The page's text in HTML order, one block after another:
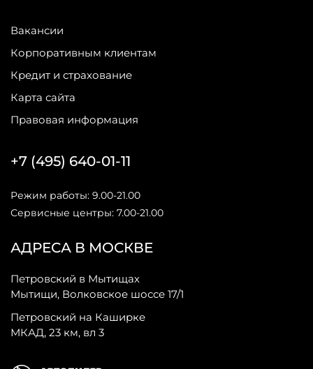
Вакансии
Корпоративным клиентам
Кредит и страхование
Карта сайта
Правовая информация
АДРЕСА В МОСКВЕ
Петровский в Мытищах
Мытищи, Волковское шоссе 17/1
Петровский на Каширке
МКАД, 23 км, вл 3
+7 (495) 640-01-11
Режим работы: 9.00-21.00
Сервисные центры: 7.00-21.00